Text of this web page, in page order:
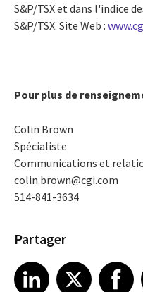
S&P/TSX et dans l'indice
S&P/TSX. Site Web :
Pour plus de
Colin Brown
Spécialiste
Communications et
colin.brown@cgi.com
514-841-3634
Partager
Share article on LinkedIn
LinkedIn
Share article on XShare article